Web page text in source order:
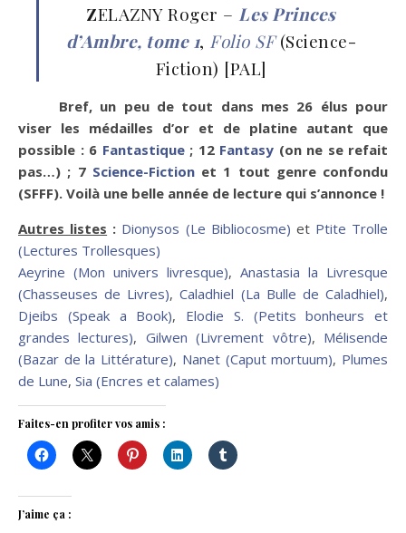
ZELAZNY Roger – Les Princes
d’Ambre, tome 1, Folio SF(Science-
Fiction) [PAL]
Bref, un peu de tout dans mes 26 élus pour
viser les médailles d’or et de platine autant que
possible : 6 Fantastique; 12 Fantasy (on ne se refait
pas…) ; 7 Science-Fictionet 1 tout genre confondu
(SFFF). Voilà une belle année de lecture qui s’annonce !
Autres listes : Dionysos (Le Bibliocosme) et Ptite Trolle
(Lectures Trollesques)
Aeyrine (Mon univers livresque), Anastasia la Livresque
(Chasseuses de Livres),Caladhiel (La Bulle de Caladhiel),
Djeibs (Speak a Book), Elodie S. (Petits bonheurs et
grandes lectures), Gilwen (Livrement vôtre), Mélisende
(Bazar de la Littérature), Nanet (Caput mortuum), Plumes
de Lune, Sia (Encres et calames)
Faites-en profiter vos amis :
J’aime ça :